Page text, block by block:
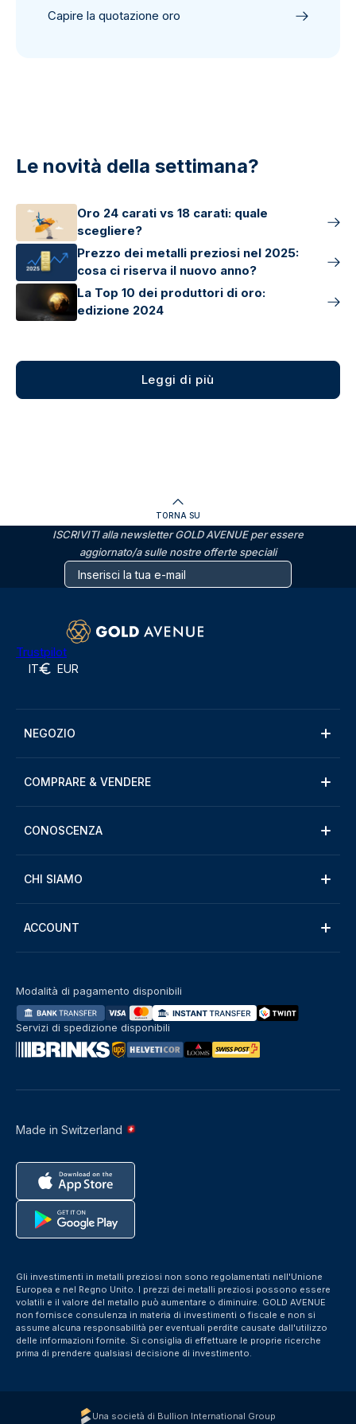
Capire la quotazione oro
Le novità della settimana?
Oro 24 carati vs 18 carati: quale
scegliere?
Prezzo dei metalli preziosi nel 2025:
cosa ci riserva il nuovo anno?
La Top 10 dei produttori di oro:
edizione 2024
Leggi di più
TORNA SU
ISCRIVITI alla newsletter GOLD AVENUE per essere
aggiornato/a sulle nostre offerte speciali
Trustpilot
IT EUR
NEGOZIO
COMPRARE & VENDERE
CONOSCENZA
CHI SIAMO
ACCOUNT
Made in Switzerland
Modalità di pagamento disponibili
Servizi di spedizione disponibili
Gli investimenti in metalli preziosi non sono regolamentati nell'Unione
Europea e nel Regno Unito. I prezzi dei metalli preziosi possono essere
volatili e il valore del metallo può aumentare o diminuire. GOLD AVENUE
non fornisce consulenza in materia di investimenti o fiscale e non si
assume alcuna responsabilità per eventuali perdite causate dall'utilizzo
delle informazioni fornite. Si consiglia di effettuare le proprie ricerche
prima di prendere qualsiasi decisione di investimento.
Una società di Bullion International Group